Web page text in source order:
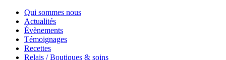
Qui sommes nous
Actualités
Évènements
Témoignages
Recettes
Relais / Boutiques & soins